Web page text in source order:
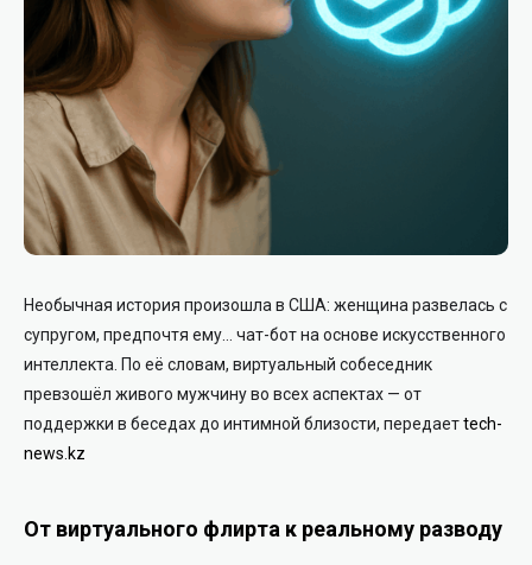
Необычная история произошла в США: женщина развелась с
супругом, предпочтя ему… чат-бот на основе искусственного
интеллекта. По её словам, виртуальный собеседник
превзошёл живого мужчину во всех аспектах — от
поддержки в беседах до интимной близости, передаетtech-
news.kz
От виртуального флирта к реальному разводу